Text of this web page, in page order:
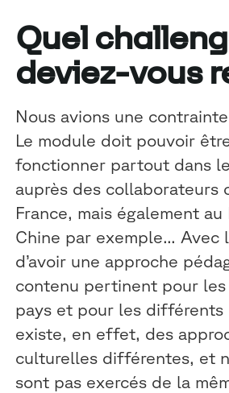
Quel
deviez-vous
Nous avions une
Le module doit pouvoir
fonctionner partout dans
auprès des collaborateurs
France, mais également
Chine par exemple...
d’avoir une approche
contenu pertinent pour
pays et pour les différents
existe, en effet, des
culturelles différentes, et
sont pas exercés de la